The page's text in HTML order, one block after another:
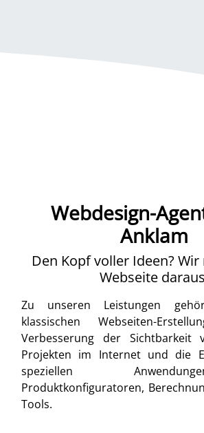
Webdesign-
Anklam
Den Kopf voller Ideen?
Webseite
Zu unseren Leistungen
klassischen Webseiten-
Verbesserung der Sichtbarkeit
Projekten im Internet und die
speziellen
Produktkonfiguratoren,
Tools.